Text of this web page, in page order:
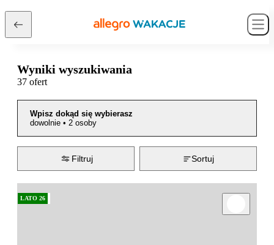
Wyniki wyszukiwania
37 ofert
Wpisz dokąd się wybierasz
dowolnie • 2 osoby
Filtruj Sortuj
LATO 26